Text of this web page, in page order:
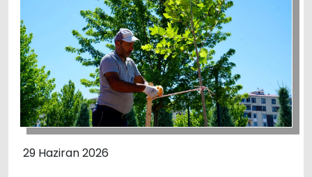
29 Haziran 2026